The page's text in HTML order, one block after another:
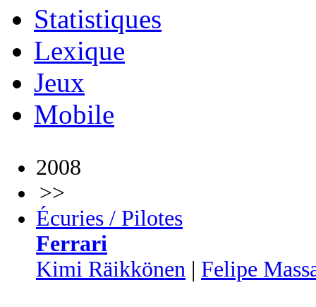
Statistiques
Lexique
Jeux
Mobile
2008
>>
Écuries / Pilotes
Ferrari
Kimi Räikkönen | Felipe